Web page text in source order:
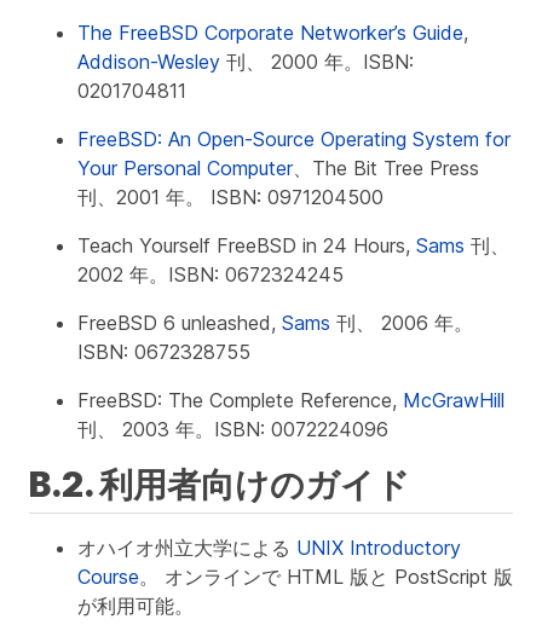
The FreeBSD Corporate Networker’s Guide,
Addison-Wesley 刊、 2000 年。ISBN:
0201704811
FreeBSD: An Open-Source Operating System for
Your Personal Computer、The Bit Tree Press
刊、2001 年。 ISBN: 0971204500
Teach Yourself FreeBSD in 24 Hours, Sams 刊、
2002 年。ISBN: 0672324245
FreeBSD 6 unleashed, Sams 刊、 2006 年。
ISBN: 0672328755
FreeBSD: The Complete Reference, McGrawHill
刊、 2003 年。ISBN: 0072224096
B.2. 利用者向けのガイド
オハイオ州立大学による UNIX Introductory
Course。 オンラインで HTML 版と PostScript 版
が利用可能。